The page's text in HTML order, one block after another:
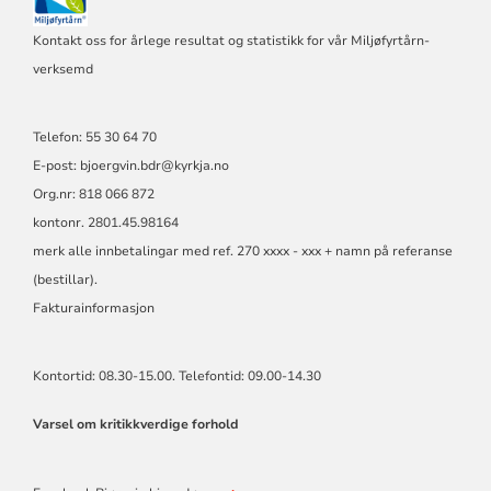
Kontakt oss for årlege resultat og statistikk for vår Miljøfyrtårn-
verksemd
Telefon: 55 30 64 70
E-post: bjoergvin.bdr@kyrkja.no
Org.nr: 818 066 872
kontonr. 2801.45.98164
merk alle innbetalingar med ref. 270 xxxx - xxx + namn på referanse
(bestillar).
Fakturainformasjon
Kontortid: 08.30-15.00. Telefontid: 09.00-14.30
Varsel om kritikkverdige forhold